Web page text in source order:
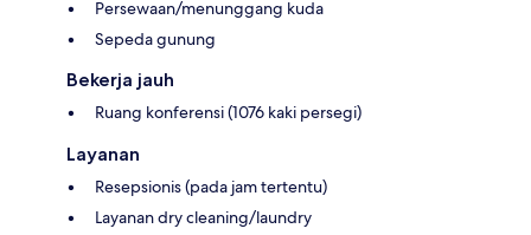
Persewaan/menunggang kuda
Sepeda gunung
Bekerja jauh
Ruang konferensi (1076 kaki persegi)
Layanan
Resepsionis (pada jam tertentu)
Layanan dry cleaning/laundry